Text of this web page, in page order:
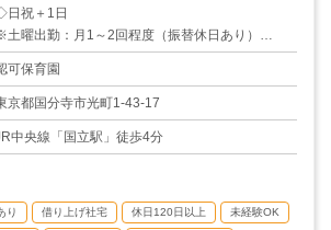
祝＋1日
土曜出勤：月1～2回程度（振替休日あり）
年末年始休暇（6日）
有給休暇
産前産後休暇
育児休暇
弔休暇
可保育園
京都国分寺市光町1-43-17
中央線「国立駅」徒歩4分
り 借り上げ社宅 休日120日以上 未経験OK